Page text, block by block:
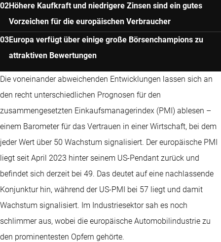
Höhere Kaufkraft und niedrigere Zinsen sind ein gutes
Vorzeichen für die europäischen Verbraucher
Europa verfügt über einige große Börsenchampions zu
attraktiven Bewertungen
Die voneinander abweichenden Entwicklungen lassen sich an
den recht unterschiedlichen Prognosen für den
zusammengesetzten Einkaufsmanagerindex (PMI) ablesen –
einem Barometer für das Vertrauen in einer Wirtschaft, bei dem
jeder Wert über 50 Wachstum signalisiert. Der europäische PMI
liegt seit April 2023 hinter seinem US-Pendant zurück und
befindet sich derzeit bei 49. Das deutet auf eine nachlassende
Konjunktur hin, während der US-PMI bei 57 liegt und damit
Wachstum signalisiert. Im Industriesektor sah es noch
schlimmer aus, wobei die europäische Automobilindustrie zu
den prominentesten Opfern gehörte.